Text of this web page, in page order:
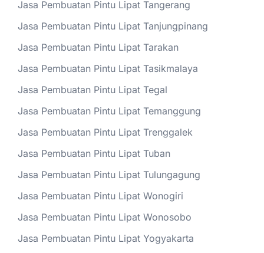
Jasa Pembuatan Pintu Lipat Tangerang
Jasa Pembuatan Pintu Lipat Tanjungpinang
Jasa Pembuatan Pintu Lipat Tarakan
Jasa Pembuatan Pintu Lipat Tasikmalaya
Jasa Pembuatan Pintu Lipat Tegal
Jasa Pembuatan Pintu Lipat Temanggung
Jasa Pembuatan Pintu Lipat Trenggalek
Jasa Pembuatan Pintu Lipat Tuban
Jasa Pembuatan Pintu Lipat Tulungagung
Jasa Pembuatan Pintu Lipat Wonogiri
Jasa Pembuatan Pintu Lipat Wonosobo
Jasa Pembuatan Pintu Lipat Yogyakarta